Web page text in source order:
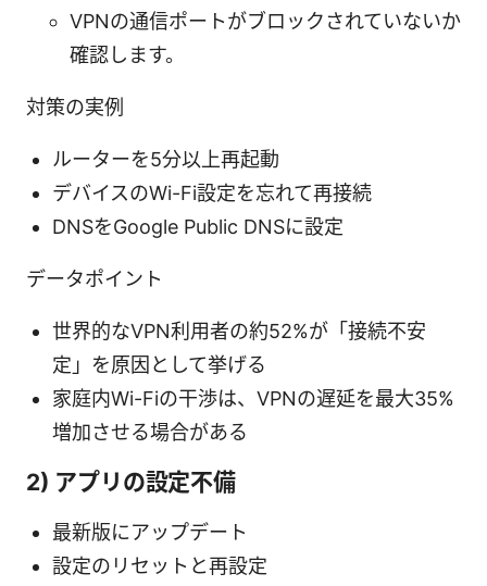
VPNの通信ポートがブロックされていないか
確認します。
対策の実例
ルーターを5分以上再起動
デバイスのWi-Fi設定を忘れて再接続
DNSをGoogle Public DNSに設定
データポイント
世界的なVPN利用者の約52%が「接続不安
定」を原因として挙げる
家庭内Wi-Fiの干渉は、VPNの遅延を最大35%
増加させる場合がある
2) アプリの設定不備
最新版にアップデート
設定のリセットと再設定